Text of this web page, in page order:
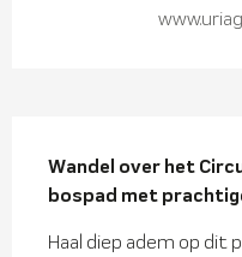
Beschrijving
Wandel over het
bospad met
Haal diep adem op dit